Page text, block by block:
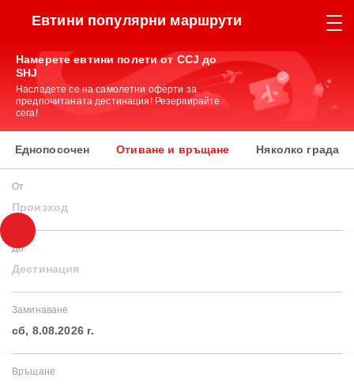
Евтини популярни маршрути
Намерете евтини полети от CCJ до
SHJ
Насладете се на самолетни оферти за
предпочитаната дестинация! Резервирайте
сега!
Еднопосочен Отиване и връщане Няколко града
От
Произход
До
Дестинация
Заминаване
сб, 8.08.2026 г.
Връщане